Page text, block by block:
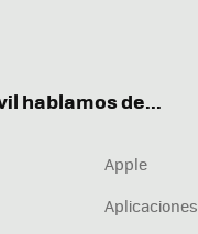
hablamos de...
Apple
Aplicaciones